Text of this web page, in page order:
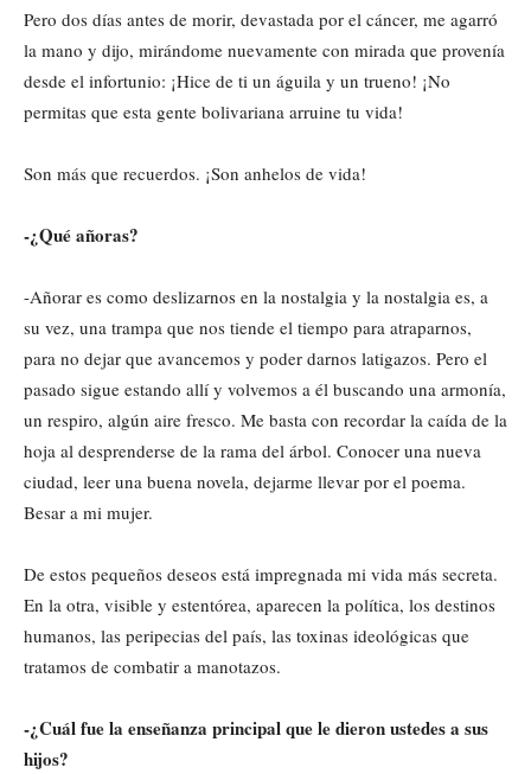
Pero dos días antes de morir, devastada por el cáncer, me agarró
la mano y dijo, mirándome nuevamente con mirada que provenía
desde el infortunio: ¡Hice de ti un águila y un trueno! ¡No
permitas que esta gente bolivariana arruine tu vida!
Son más que recuerdos. ¡Son anhelos de vida!
-¿Qué añoras?
-Añorar es como deslizarnos en la nostalgia y la nostalgia es, a
su vez, una trampa que nos tiende el tiempo para atraparnos,
para no dejar que avancemos y poder darnos latigazos. Pero el
pasado sigue estando allí y volvemos a él buscando una armonía,
un respiro, algún aire fresco. Me basta con recordar la caída de la
hoja al desprenderse de la rama del árbol. Conocer una nueva
ciudad, leer una buena novela, dejarme llevar por el poema.
Besar a mi mujer.
De estos pequeños deseos está impregnada mi vida más secreta.
En la otra, visible y estentórea, aparecen la política, los destinos
humanos, las peripecias del país, las toxinas ideológicas que
tratamos de combatir a manotazos.
-¿Cuál fue la enseñanza principal que le dieron ustedes a sus
hijos?